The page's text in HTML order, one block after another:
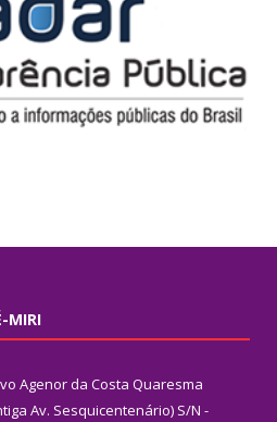
MIRI
Agenor da Costa Quaresma
Av. Sesquicentenário) S/N -